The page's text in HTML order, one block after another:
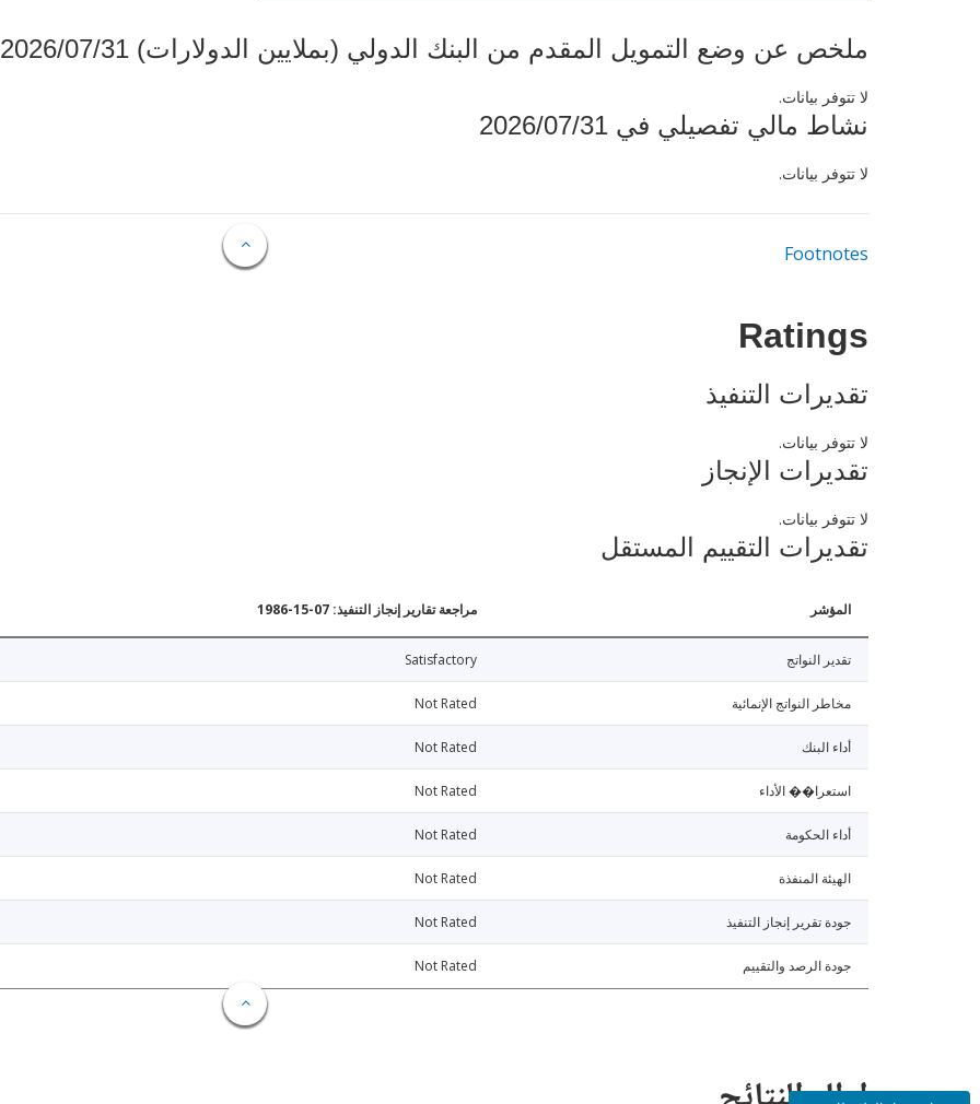
ملخص عن وضع التمويل المقدم من البنك الدولي (بملايين الدولارات) 2026/07/31
لا تتوفر بيانات.
نشاط مالي تفصيلي في 2026/07/31
لا تتوفر بيانات.
Footnotes
Ratings
تقديرات التنفيذ
لا تتوفر بيانات.
تقديرات الإنجاز
لا تتوفر بيانات.
تقديرات التقييم المستقل
المؤشر مراجعة تقارير إنجاز التنفيذ: 07-15-1986
تقدير النواتج Satisfactory
مخاطر النواتج الإنمائية Not Rated
أداء البنك Not Rated
استعرا�� الأداء Not Rated
أداء الحكومة Not Rated
الهيئة المنفذة Not Rated
جودة تقرير إنجاز التنفيذ Not Rated
جودة الرصد والتقييم Not Rated